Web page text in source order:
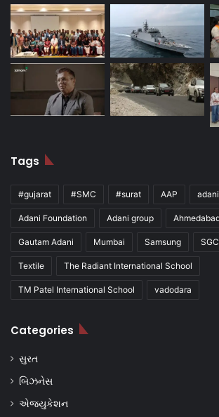
Tags
#gujarat #SMC #surat AAP adani
Adani Foundation Adani group
Gautam Adani Mumbai Samsung
Textile The Radiant International School
TM Patel International School vadodara
Categories
સુરત
બિઝનેસ
એજ્યુકેશન